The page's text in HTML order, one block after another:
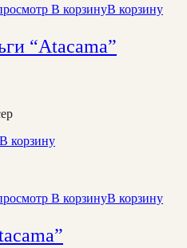
В корзинуВ корзину
“Atacama”
В корзину
В корзинуВ корзину